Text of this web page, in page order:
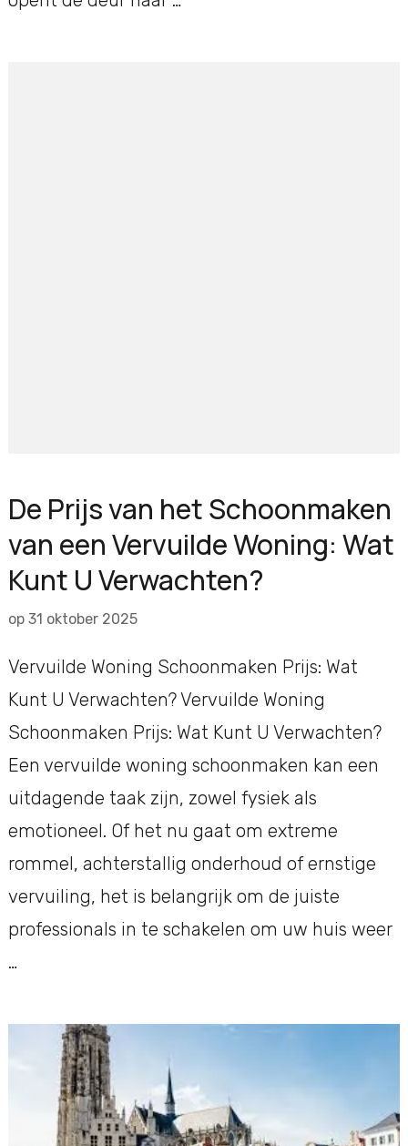
De Prijs van het Schoonmaken
van een Vervuilde Woning: Wat
Kunt U Verwachten?
op 31 oktober 2025
Vervuilde Woning Schoonmaken Prijs: Wat
Kunt U Verwachten? Vervuilde Woning
Schoonmaken Prijs: Wat Kunt U Verwachten?
Een vervuilde woning schoonmaken kan een
uitdagende taak zijn, zowel fysiek als
emotioneel. Of het nu gaat om extreme
rommel, achterstallig onderhoud of ernstige
vervuiling, het is belangrijk om de juiste
professionals in te schakelen om uw huis weer
…